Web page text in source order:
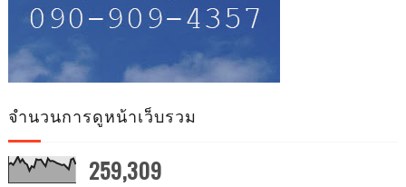
จำนวนการดูหน้าเว็บรวม
259,309